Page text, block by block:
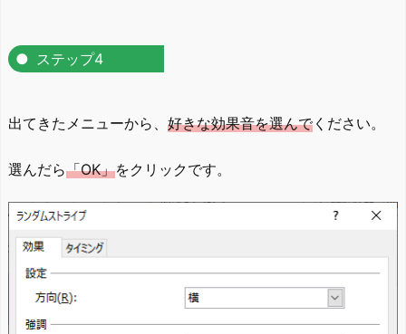
ステップ4
出てきたメニューから、 好きな効果音を選んでください。
選んだら「OK」をクリックです。